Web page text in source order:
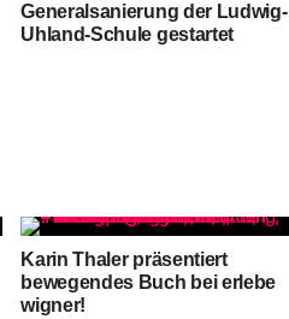
Generalsanierung der Ludwig-
Uhland-Schule gestartet
Karin Thaler präsentiert
bewegendes Buch bei erlebe
wigner!